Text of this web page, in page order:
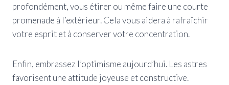
profondément, vous étirer ou même faire une courte
promenade à l’extérieur. Cela vous aidera à rafraîchir
votre esprit et à conserver votre concentration.
Enfin, embrassez l’optimisme aujourd’hui. Les astres
favorisent une attitude joyeuse et constructive.